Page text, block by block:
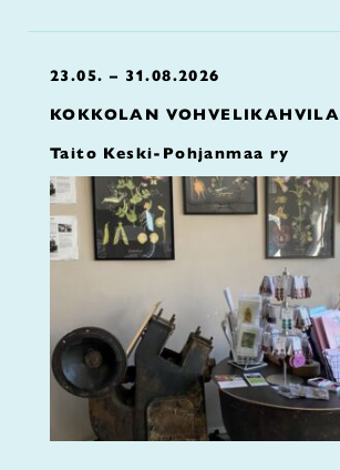
23.05. – 31.08.2026
KOKKOLAN VOHVELIKAHVILA
Taito Keski-Pohjanmaa ry